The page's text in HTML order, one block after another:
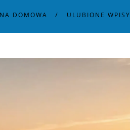
DOMOWA ULUBIONE WPISY